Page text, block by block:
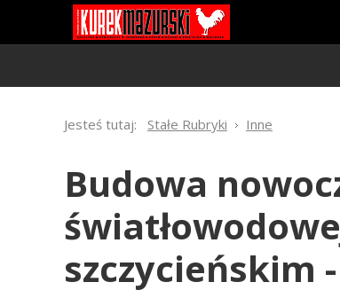
Jesteś tutaj: Stałe Rubryki Inne
Budowa
szczycieńskim